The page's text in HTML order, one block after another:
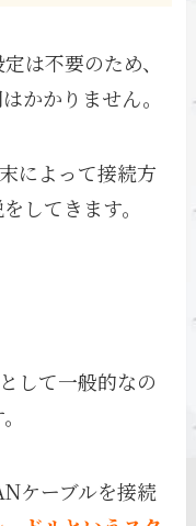
は不要のため、
かかりません。
によって接続方
してきます。
して一般的なの
ケーブルを接続